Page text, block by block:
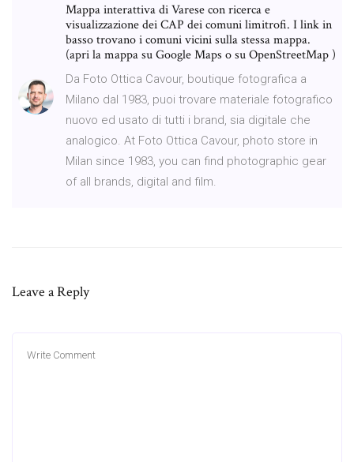
Mappa interattiva di Varese con ricerca e
visualizzazione dei CAP dei comuni limitrofi. I link in
basso trovano i comuni vicini sulla stessa mappa.
(apri la mappa su Google Maps o su OpenStreetMap )
Da Foto Ottica Cavour, boutique fotografica a
Milano dal 1983, puoi trovare materiale fotografico
nuovo ed usato di tutti i brand, sia digitale che
analogico. At Foto Ottica Cavour, photo store in
Milan since 1983, you can find photographic gear
of all brands, digital and film.
Leave a Reply